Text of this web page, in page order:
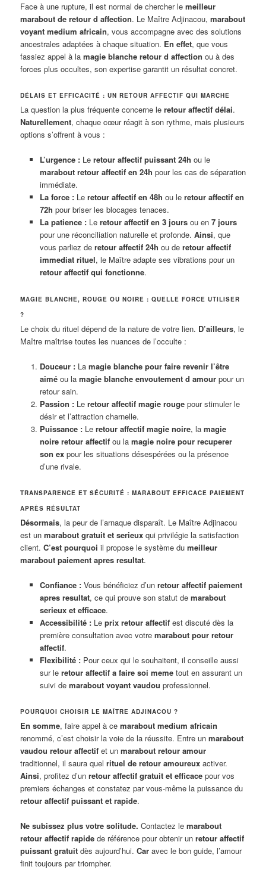
Face à une rupture, il est normal de chercher lemeilleur
marabout de retour d affection. Le Maître Adjinacou,marabout
voyant medium africain, vous accompagne avec des solutions
ancestrales adaptées à chaque situation. En effet, que vous
fassiez appel à lamagie blanche retour d affection ou à des
forces plus occultes, son expertise garantit un résultat concret.
DÉLAIS ET EFFICACITÉ : UN RETOUR AFFECTIF QUI MARCHE
La question la plus fréquente concerne leretour affectif délai.
Naturellement, chaque cœur réagit à son rythme, mais plusieurs
options s’offrent à vous :
L’urgence :Le retour affectif puissant 24h ou le
marabout retour affectif en 24h pour les cas de séparation
immédiate.
La force :Le retour affectif en 48h ou le retour affectif en
72h pour briser les blocages tenaces.
La patience :Le retour affectif en 3 joursou en 7 jours
pour une réconciliation naturelle et profonde. Ainsi, que
vous parliez de retour affectif 24h ou de retour affectif
immediat rituel, le Maître adapte ses vibrations pour un
retour affectif qui fonctionne.
MAGIE BLANCHE, ROUGE OU NOIRE : QUELLE FORCE UTILISER
?
Le choix du rituel dépend de la nature de votre lien. D’ailleurs, le
Maître maîtrise toutes les nuances de l’occulte :
Douceur :La magie blanche pour faire revenir l’être
aiméou la magie blanche envoutement d amourpour un
retour sain.
Passion :Le retour affectif magie rougepour stimuler le
désir et l’attraction charnelle.
Puissance :Le retour affectif magie noire, la magie
noire retour affectifou la magie noire pour recuperer
son expour les situations désespérées ou la présence
d’une rivale.
TRANSPARENCE ET SÉCURITÉ : MARABOUT EFFICACE PAIEMENT
APRÈS RÉSULTAT
Désormais, la peur de l’arnaque disparaît. Le Maître Adjinacou
est unmarabout gratuit et serieux qui privilégie la satisfaction
client.C’est pourquoi il propose le système dumeilleur
marabout paiement apres resultat.
Confiance :Vous bénéficiez d’un retour affectif paiement
apres resultat, ce qui prouve son statut de marabout
serieux et efficace.
Accessibilité :Le prix retour affectifest discuté dès la
première consultation avec votre marabout pour retour
affectif.
Flexibilité :Pour ceux qui le souhaitent, il conseille aussi
sur le retour affectif a faire soi memetout en assurant un
suivi de marabout voyant vaudou professionnel.
POURQUOI CHOISIR LE MAÎTRE ADJINACOU ?
En somme, faire appel à cemarabout medium africain
renommé, c’est choisir la voie de la réussite. Entre unmarabout
vaudou retour affectif et unmarabout retour amour
traditionnel, il saura quelrituel de retour amoureux activer.
Ainsi, profitez d’unretour affectif gratuit et efficace pour vos
premiers échanges et constatez par vous-même la puissance du
retour affectif puissant et rapide.
Ne subissez plus votre solitude. Contactez lemarabout
retour affectif rapide de référence pour obtenir unretour affectif
puissant gratuit dès aujourd’hui.Car avec le bon guide, l’amour
finit toujours par triompher.